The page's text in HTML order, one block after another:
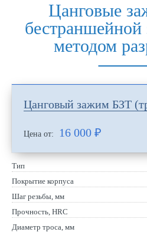
Цанговые
методом
Цанговый зажим БЗТ
Цена от: 16 000 ₽
Тип
Покрытие корпуса
Шаг резьбы, мм
Прочность, HRC
Диаметр троса, мм